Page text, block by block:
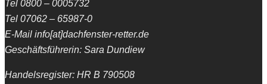
Tel 0800 – 0005732
Tel 07062 – 65987-0
E-Mail info[at]dachfenster-retter.de
Geschäftsführerin: Sara Dundiew
Handelsregister: HR B 790508